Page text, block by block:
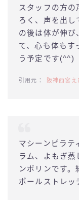
スタッフの方の
ろく、声を出し
の後は体が伸び
て、心も体もす
う予定です(^^)
阪神西宮え
マシーンピラテ
ラム、よもぎ蒸
ンポリンです。
ポールストレッ